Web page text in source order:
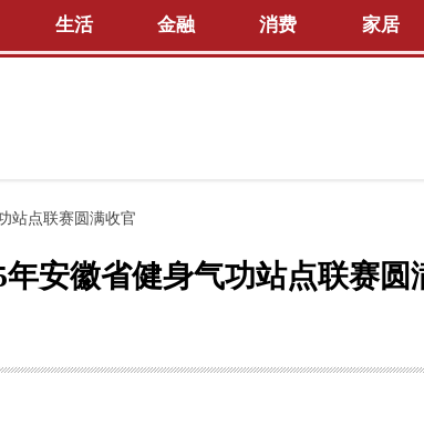
生活 金融 消费 家居
站点联赛圆满收官
安徽省健身气功站点联赛圆